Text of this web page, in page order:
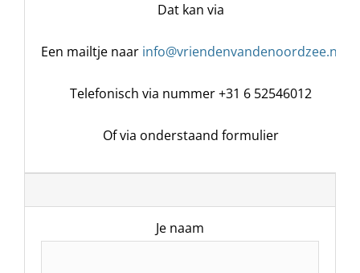
Dat kan via
Een mailtje naar info@vriendenvandenoordzee.nl
Telefonisch via nummer +31 6 52546012
Of via onderstaand formulier
Je naam